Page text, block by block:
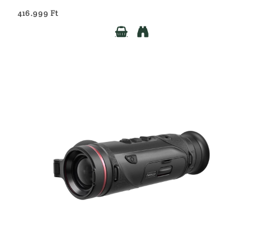
416.999 Ft

